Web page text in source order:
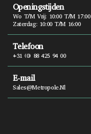
Openingstijden
Wo T/m Vrij: 10:00 T/m 17:00
Zaterdag: 10:00 T/m 16:00
Telefoon
+31 (0) 88 425 94 00
E-mail
Sales@metropole.nl